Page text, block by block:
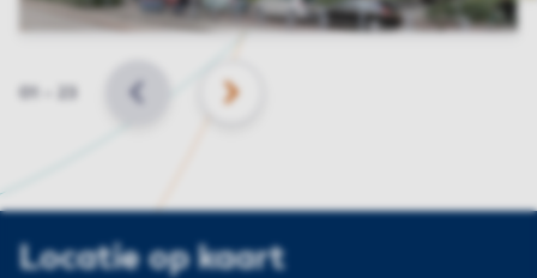
Slide
VORIGE VOLGENDE
Locatie op kaart